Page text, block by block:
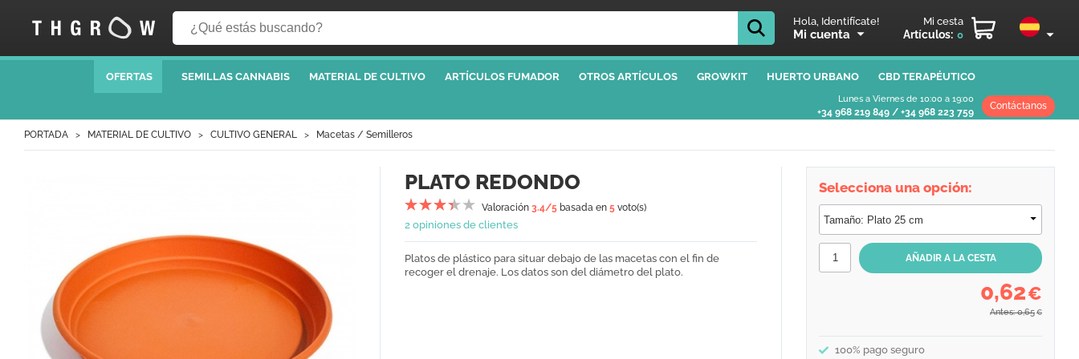
Hola, Identifícate!
Mi cuenta
Mi cesta
Artículos: 0
OFERTAS SEMILLAS CANNABIS MATERIAL DE CULTIVO ARTÍCULOS FUMADOR OTROS ARTÍCULOS GROWKIT HUERTO URBANO CBD TERAPÉUTICO
Lunes a Viernes de 10:00 a 19:00
+34 968 219 849 / +34 968 223 759
Contáctanos
PORTADA MATERIAL DE CULTIVO CULTIVO GENERAL Macetas / Semilleros
PLATO REDONDO
Valoración 3.4/5 basada en 5 voto(s)
2 opiniones de clientes
Platos de plástico para situar debajo de las macetas con el fin de
recoger el drenaje. Los datos son del diámetro del plato.
Selecciona una opción:
0,62€
Antes: 0,65 €
100% pago seguro